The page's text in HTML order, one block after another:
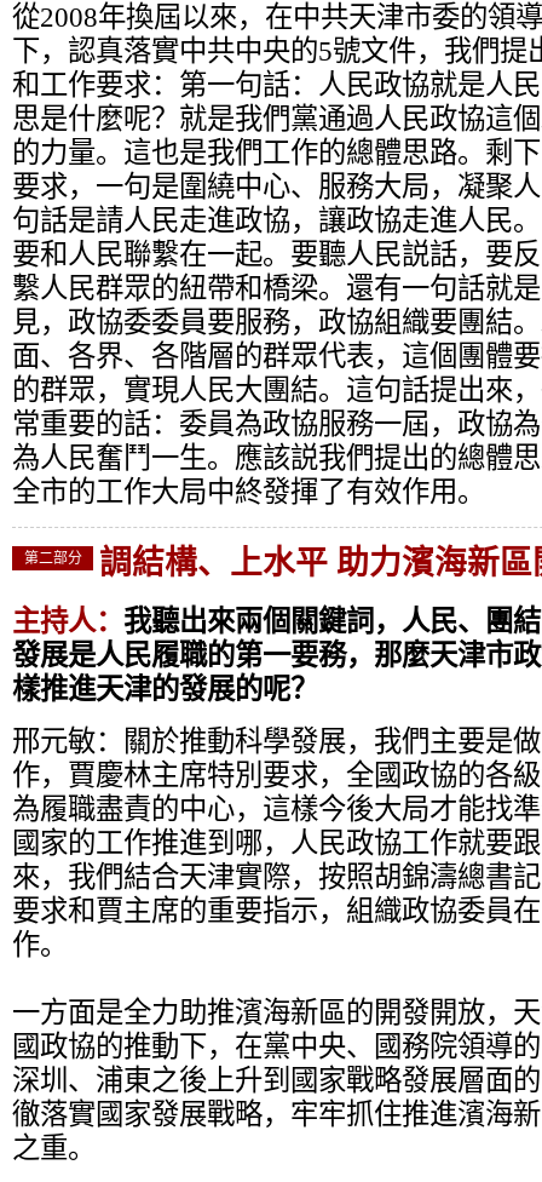
從2008年換屆以來，在中共天津市委的領
下，認真落實中共中央的5號文件，我們提
和工作要求：第一句話：人民政協就是人
思是什麼呢？就是我們黨通過人民政協這
的力量。這也是我們工作的總體思路。剩
要求，一句是圍繞中心、服務大局，凝聚
句話是請人民走進政協，讓政協走進人民
要和人民聯繫在一起。要聽人民説話，要
繫人民群眾的紐帶和橋梁。還有一句話就
見，政協委委員要服務，政協組織要團結
面、各界、各階層的群眾代表，這個團體
的群眾，實現人民大團結。這句話提出來
常重要的話：委員為政協服務一屆，政協
為人民奮鬥一生。應該説我們提出的總體
全市的工作大局中終發揮了有效作用。
第二部分 調結構、上水平 助力濱海新
主持人： 我聽出來兩個關鍵詞，人民、團
發展是人民履職的第一要務，那麼天津市
樣推進天津的發展的呢？
邢元敏：
關於推動科學發展，我們主要是
作，賈慶林主席特別要求，全國政協的各
為履職盡責的中心，這樣今後大局才能找
國家的工作推進到哪，人民政協工作就要
來，我們結合天津實際，按照胡錦濤總書
要求和賈主席的重要指示，組織政協委員
作。
一方面是全力助推濱海新區的開發開放，
國政協的推動下，在黨中央、國務院領導
深圳、浦東之後上升到國家戰略發展層面
徹落實國家發展戰略，牢牢抓住推進濱海
之重。